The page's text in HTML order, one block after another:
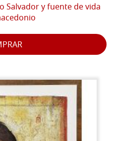
Salvador y fuente de vida